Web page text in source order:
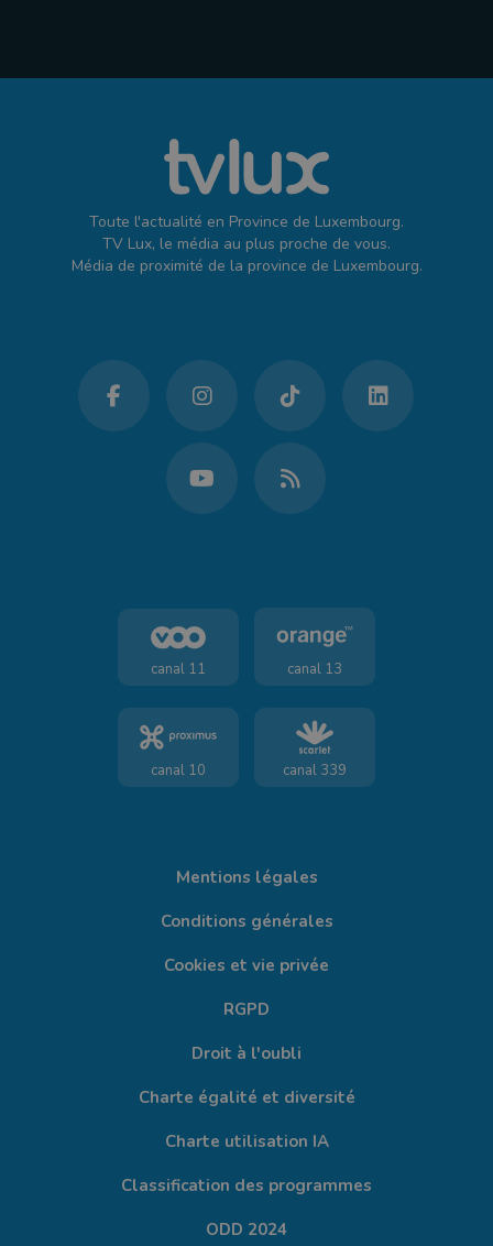
Toute l'actualité en Province de Luxembourg.
TV Lux, le média au plus proche de vous.
Média de proximité de la province de Luxembourg.
canal 11 canal 13
canal 10 canal 339
Mentions légales
Conditions générales
Cookies et vie privée
RGPD
Droit à l'oubli
Charte égalité et diversité
Charte utilisation IA
Classification des programmes
ODD 2024